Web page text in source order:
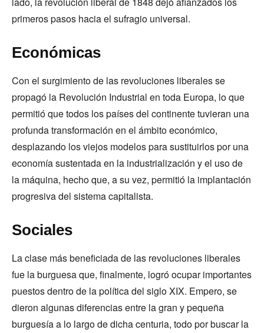
primeros pasos hacia el sufragio universal.
Económicas
Con el surgimiento de las revoluciones liberales se
propagó la Revolución Industrial en toda Europa, lo que
permitió que todos los países del continente tuvieran una
profunda transformación en el ámbito económico,
desplazando los viejos modelos para sustituirlos por una
economía sustentada en la industrialización y el uso de
la máquina, hecho que, a su vez, permitió la implantación
progresiva del sistema capitalista.
Sociales
La clase más beneficiada de las revoluciones liberales
fue la burguesa que, finalmente, logró ocupar importantes
puestos dentro de la política del siglo XIX. Empero, se
dieron algunas diferencias entre la gran y pequeña
burguesía a lo largo de dicha centuria, todo por buscar la